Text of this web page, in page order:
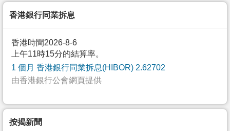
香港銀行同業拆息
香港時間2026-8-6
上午11時15分的結算率。
1 個月 香港銀行同業拆息(HIBOR) 2.62702
由香港銀行公會網頁提供
按揭新聞